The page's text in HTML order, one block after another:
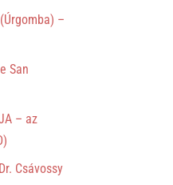
(Úrgomba) –
San
– az
Csávossy